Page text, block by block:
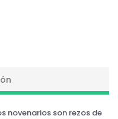
novenarios son rezos de